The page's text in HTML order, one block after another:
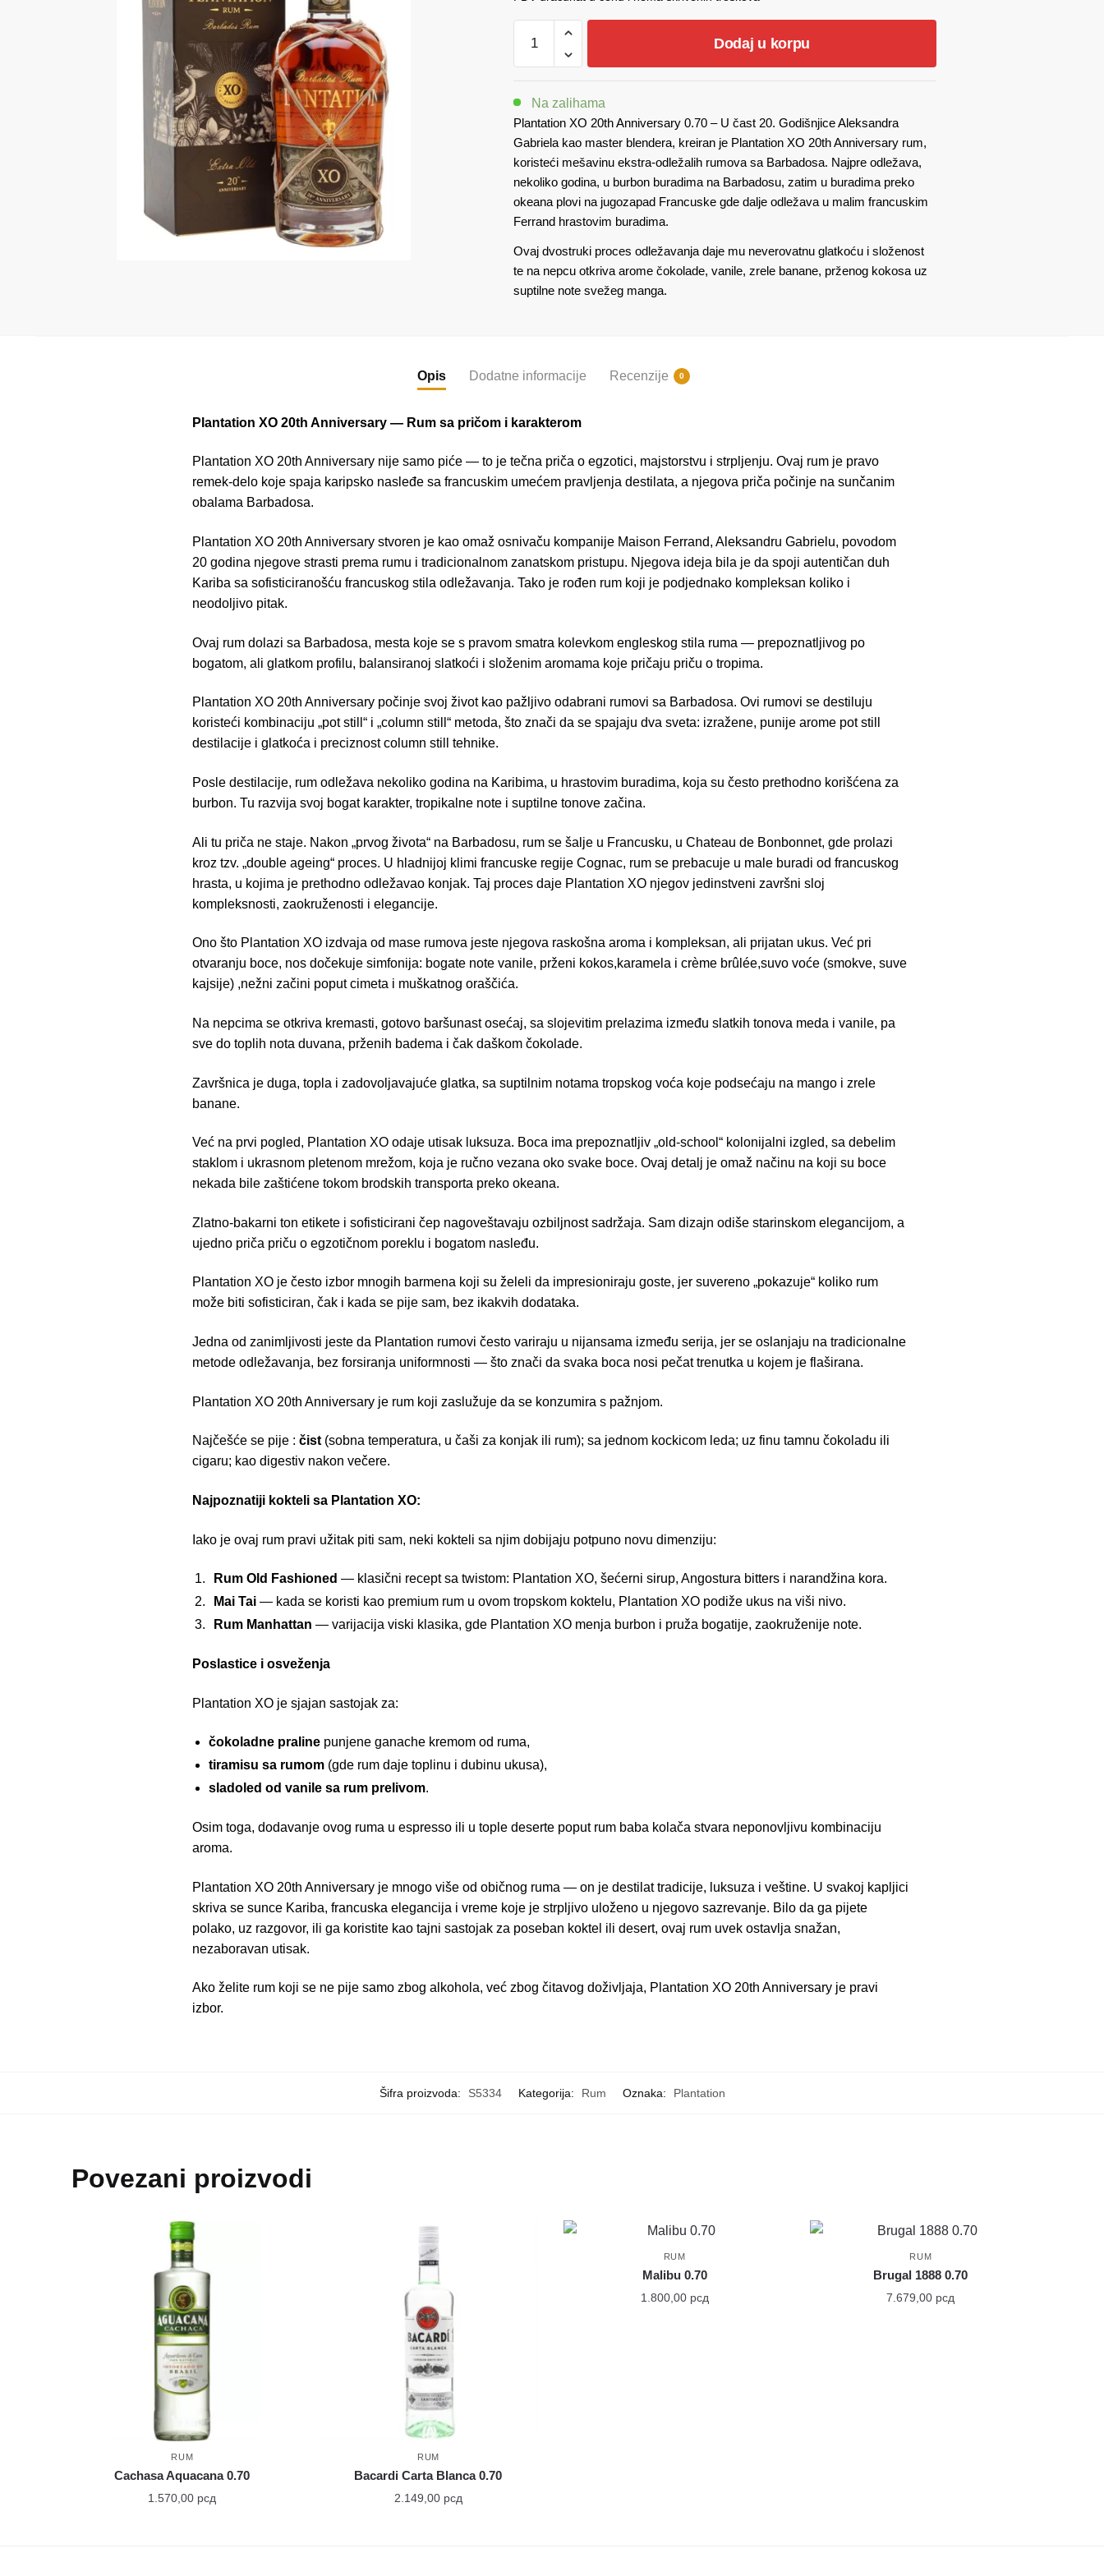
je
je:
7.499,00 рсд.
Plantation
XO
20th
0.70
količina
Dodaj u korpu
Na zalihama
Plantation XO 20th Anniversary 0.70 – U čast 20. Godišnjice Aleksandra
Gabriela kao master blendera, kreiran je Plantation XO 20th Anniversary rum,
koristeći mešavinu ekstra-odležalih rumova sa Barbadosa. Najpre odležava,
nekoliko godina, u burbon buradima na Barbadosu, zatim u buradima preko
okeana plovi na jugozapad Francuske gde dalje odležava u malim francuskim
Ferrand hrastovim buradima.
Ovaj dvostruki proces odležavanja daje mu neverovatnu glatkoću i složenost
te na nepcu otkriva arome čokolade, vanile, zrele banane, prženog kokosa uz
suptilne note svežeg manga.
Opis Dodatne informacije Recenzije 0
Plantation XO 20th Anniversary — Rum sa pričom i karakterom
Plantation XO 20th Anniversary nije samo piće — to je tečna priča o egzotici, majstorstvu i strpljenju. Ovaj rum je pravo
remek-delo koje spaja karipsko nasleđe sa francuskim umećem pravljenja destilata, a njegova priča počinje na sunčanim
obalama Barbadosa.
Plantation XO 20th Anniversary stvoren je kao omaž osnivaču kompanije Maison Ferrand, Aleksandru Gabrielu, povodom
20 godina njegove strasti prema rumu i tradicionalnom zanatskom pristupu. Njegova ideja bila je da spoji autentičan duh
Kariba sa sofisticiranošću francuskog stila odležavanja. Tako je rođen rum koji je podjednako kompleksan koliko i
neodoljivo pitak.
Ovaj rum dolazi sa Barbadosa, mesta koje se s pravom smatra kolevkom engleskog stila ruma — prepoznatljivog po
bogatom, ali glatkom profilu, balansiranoj slatkoći i složenim aromama koje pričaju priču o tropima.
Plantation XO 20th Anniversary počinje svoj život kao pažljivo odabrani rumovi sa Barbadosa. Ovi rumovi se destiluju
koristeći kombinaciju „pot still“ i „column still“ metoda, što znači da se spajaju dva sveta: izražene, punije arome pot still
destilacije i glatkoća i preciznost column still tehnike.
Posle destilacije, rum odležava nekoliko godina na Karibima, u hrastovim buradima, koja su često prethodno korišćena za
burbon. Tu razvija svoj bogat karakter, tropikalne note i suptilne tonove začina.
Ali tu priča ne staje. Nakon „prvog života“ na Barbadosu, rum se šalje u Francusku, u Chateau de Bonbonnet, gde prolazi
kroz tzv. „double ageing“ proces. U hladnijoj klimi francuske regije Cognac, rum se prebacuje u male buradi od francuskog
hrasta, u kojima je prethodno odležavao konjak. Taj proces daje Plantation XO njegov jedinstveni završni sloj
kompleksnosti, zaokruženosti i elegancije.
Ono što Plantation XO izdvaja od mase rumova jeste njegova raskošna aroma i kompleksan, ali prijatan ukus. Već pri
otvaranju boce, nos dočekuje simfonija: bogate note vanile, prženi kokos,karamela i crème brûlée,suvo voće (smokve, suve
kajsije) ,nežni začini poput cimeta i muškatnog oraščića.
Na nepcima se otkriva kremasti, gotovo baršunast osećaj, sa slojevitim prelazima između slatkih tonova meda i vanile, pa
sve do toplih nota duvana, prženih badema i čak daškom čokolade.
Završnica je duga, topla i zadovoljavajuće glatka, sa suptilnim notama tropskog voća koje podsećaju na mango i zrele
banane.
Već na prvi pogled, Plantation XO odaje utisak luksuza. Boca ima prepoznatljiv „old-school“ kolonijalni izgled, sa debelim
staklom i ukrasnom pletenom mrežom, koja je ručno vezana oko svake boce. Ovaj detalj je omaž načinu na koji su boce
nekada bile zaštićene tokom brodskih transporta preko okeana.
Zlatno-bakarni ton etikete i sofisticirani čep nagoveštavaju ozbiljnost sadržaja. Sam dizajn odiše starinskom elegancijom, a
ujedno priča priču o egzotičnom poreklu i bogatom nasleđu.
Plantation XO je često izbor mnogih barmena koji su želeli da impresioniraju goste, jer suvereno „pokazuje“ koliko rum
može biti sofisticiran, čak i kada se pije sam, bez ikakvih dodataka.
Jedna od zanimljivosti jeste da Plantation rumovi često variraju u nijansama između serija, jer se oslanjaju na tradicionalne
metode odležavanja, bez forsiranja uniformnosti — što znači da svaka boca nosi pečat trenutka u kojem je flaširana.
Plantation XO 20th Anniversary je rum koji zaslužuje da se konzumira s pažnjom.
Najčešće se pije : čist(sobna temperatura, u čaši za konjak ili rum); sa jednom kockicom leda; uz finu tamnu čokoladu ili
cigaru; kao digestiv nakon večere.
Najpoznatiji kokteli sa Plantation XO:
Iako je ovaj rum pravi užitak piti sam, neki kokteli sa njim dobijaju potpuno novu dimenziju:
Rum Old Fashioned — klasični recept sa twistom: Plantation XO, šećerni sirup, Angostura bitters i narandžina kora.
Mai Tai— kada se koristi kao premium rum u ovom tropskom koktelu, Plantation XO podiže ukus na viši nivo.
Rum Manhattan — varijacija viski klasika, gde Plantation XO menja burbon i pruža bogatije, zaokruženije note.
Poslastice i osveženja
Plantation XO je sjajan sastojak za:
čokoladne pralinepunjene ganache kremom od ruma,
tiramisu sa rumom(gde rum daje toplinu i dubinu ukusa),
sladoled od vanile sa rum prelivom.
Osim toga, dodavanje ovog ruma u espresso ili u tople deserte poput rum baba kolača stvara neponovljivu kombinaciju
aroma.
Plantation XO 20th Anniversary je mnogo više od običnog ruma — on je destilat tradicije, luksuza i veštine. U svakoj kapljici
skriva se sunce Kariba, francuska elegancija i vreme koje je strpljivo uloženo u njegovo sazrevanje. Bilo da ga pijete
polako, uz razgovor, ili ga koristite kao tajni sastojak za poseban koktel ili desert, ovaj rum uvek ostavlja snažan,
nezaboravan utisak.
Ako želite rum koji se ne pije samo zbog alkohola, već zbog čitavog doživljaja, Plantation XO 20th Anniversary je pravi
izbor.
Šifra proizvoda: S5334 Kategorija: Rum Oznaka: Plantation
Povezani proizvodi
RUM
Cachasa Aquacana 0.70
1.570,00 рсд
RUM
Bacardi Carta Blanca 0.70
2.149,00 рсд
RUM
Malibu 0.70
1.800,00 рсд
RUM
Brugal 1888 0.70
7.679,00 рсд